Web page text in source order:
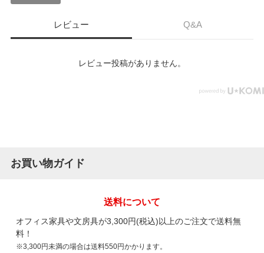
レビュー Q&A
レビュー投稿がありません。
お買い物ガイド
送料について
オフィス家具や文房具が3,300円(税込)以上のご注文で送料無
料！
※3,300円未満の場合は送料550円かかります。